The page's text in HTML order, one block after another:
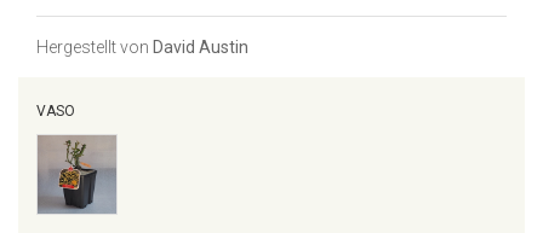
Hergestellt von David Austin
VASO